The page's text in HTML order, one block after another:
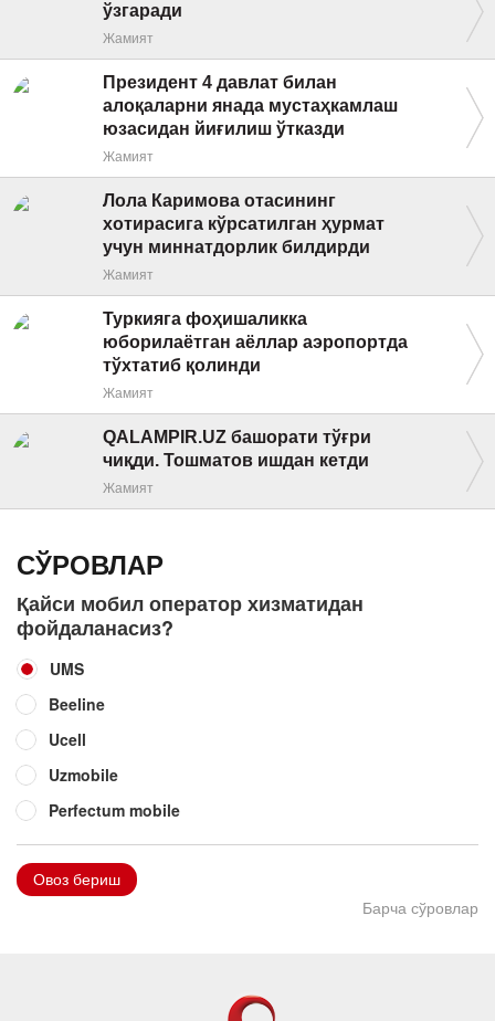
ўзгаради
Жамият
Президент 4 давлат билан
алоқаларни янада мустаҳкамлаш
юзасидан йиғилиш ўтказди
Жамият
Лола Каримова отасининг
хотирасига кўрсатилган ҳурмат
учун миннатдорлик билдирди
Жамият
Туркияга фоҳишаликка
юборилаётган аёллар аэропортда
тўхтатиб қолинди
Жамият
QALAMPIR.UZ башорати тўғри
чиқди. Тошматов ишдан кетди
Жамият
СЎРОВЛАР
Қайси мобил оператор хизматидан
фойдаланасиз?
UMS
Beeline
Ucell
Uzmobile
Perfectum mobile
Овоз бериш
Барча сўровлар